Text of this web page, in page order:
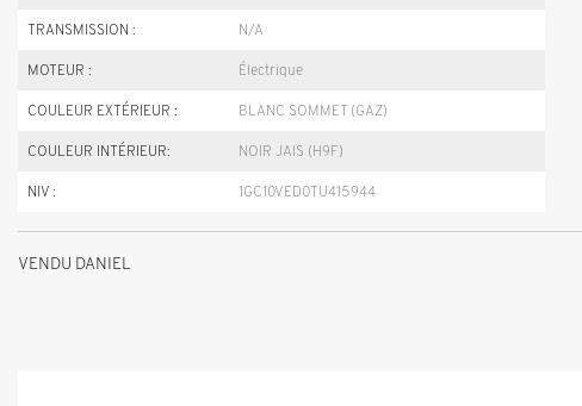
TRANSMISSION : N/A
MOTEUR : Électrique
COULEUR EXTÉRIEUR : BLANC SOMMET (GAZ)
COULEUR INTÉRIEUR: NOIR JAIS (H9F)
NIV : 1GC10VED0TU415944
VENDU DANIEL